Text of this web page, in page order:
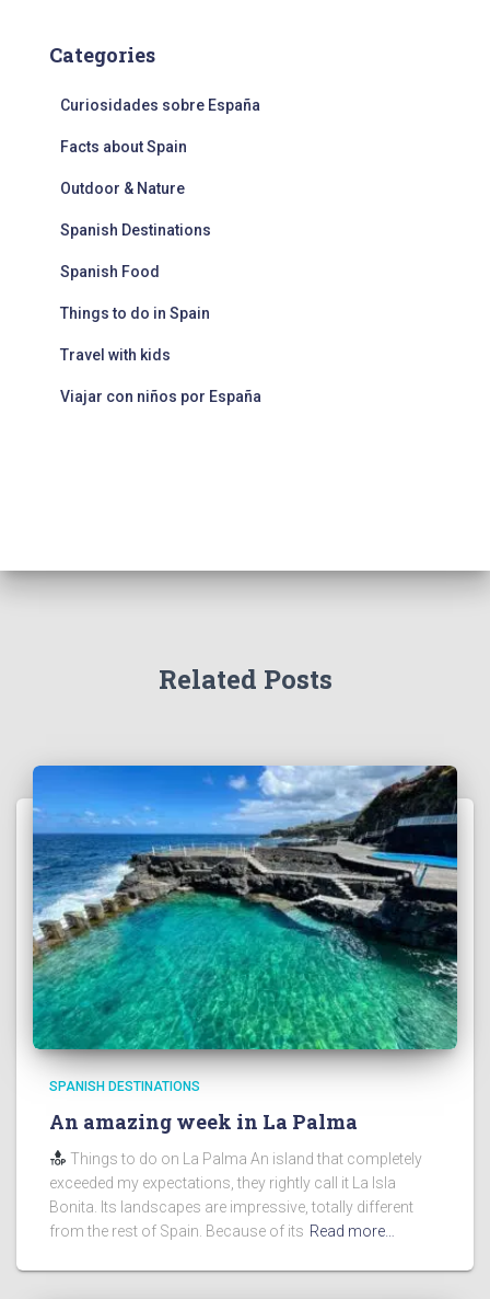
Categories
Curiosidades sobre España
Facts about Spain
Outdoor & Nature
Spanish Destinations
Spanish Food
Things to do in Spain
Travel with kids
Viajar con niños por España
Related Posts
SPANISH DESTINATIONS
An amazing week in La Palma
Things to do on La Palma An island that completely
exceeded my expectations, they rightly call it La Isla
Bonita. Its landscapes are impressive, totally different
from the rest of Spain. Because of its Read more…